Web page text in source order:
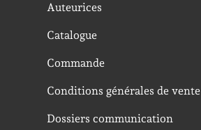
Auteurices
Catalogue
Commande
Conditions générales de vente
Dossiers communication